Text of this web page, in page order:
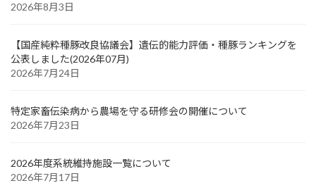
2026年8月3日
【国産純粋種豚改良協議会】遺伝的能力評価・種豚ランキングを
公表しました(2026年07月)
2026年7月24日
特定家畜伝染病から農場を守る研修会の開催について
2026年7月23日
2026年度系統維持施設一覧について
2026年7月17日